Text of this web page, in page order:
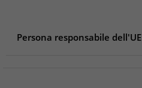
Persona responsabile dell'UE